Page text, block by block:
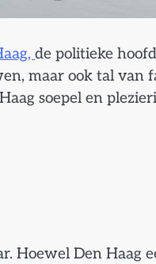
de politieke
maar ook tal van
soepel en
Hoewel Den Haag